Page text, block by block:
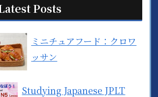
Posts
ミニチュアフード：クロワ
ッサン
Studying Japanese JPLT